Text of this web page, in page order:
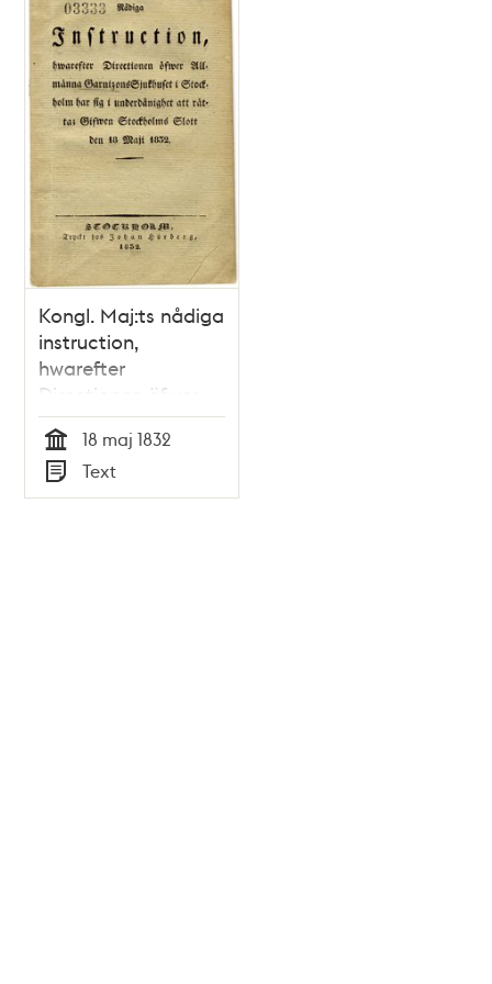
Kongl. Maj:ts nådiga
instruction,
hwarefter
Directionen öfwer
Allmänna
Garnisonssjukhuset i
Stockholm har sig i
underdånighet att
Tid
18 maj 1832
Typ
Text